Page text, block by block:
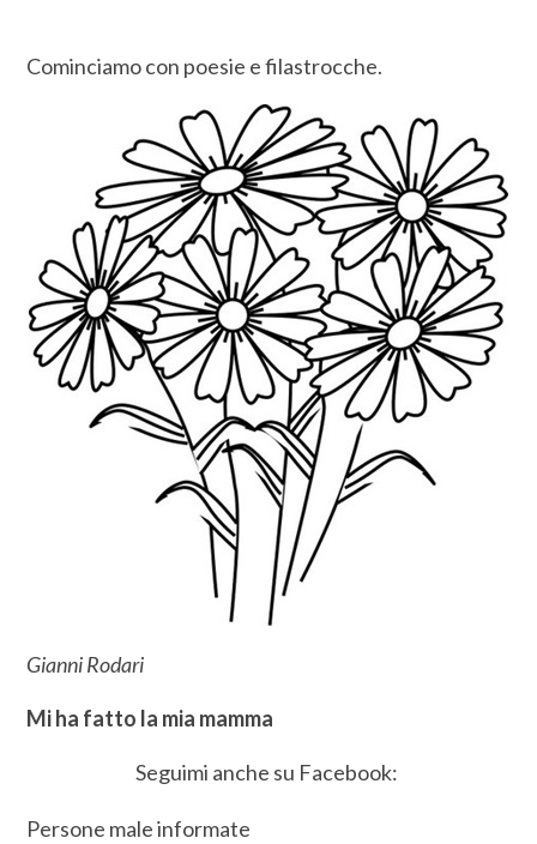
Cominciamo con poesie e filastrocche.
Gianni Rodari
Mi ha fatto la mia mamma
Seguimi anche su Facebook:
Persone male informate